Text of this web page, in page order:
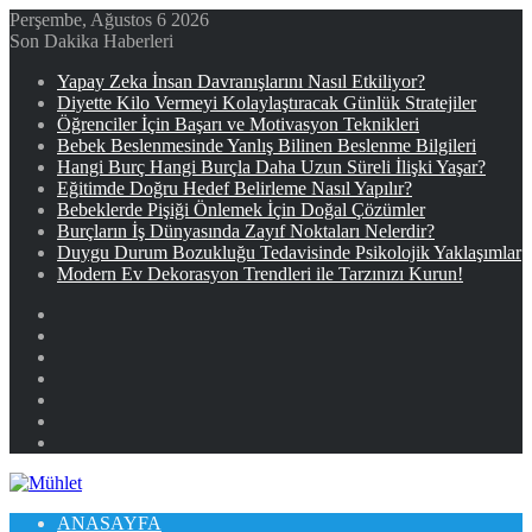
Perşembe, Ağustos 6 2026
Son Dakika Haberleri
Yapay Zeka İnsan Davranışlarını Nasıl Etkiliyor?
Diyette Kilo Vermeyi Kolaylaştıracak Günlük Stratejiler
Öğrenciler İçin Başarı ve Motivasyon Teknikleri
Bebek Beslenmesinde Yanlış Bilinen Beslenme Bilgileri
Hangi Burç Hangi Burçla Daha Uzun Süreli İlişki Yaşar?
Eğitimde Doğru Hedef Belirleme Nasıl Yapılır?
Bebeklerde Pişiği Önlemek İçin Doğal Çözümler
Burçların İş Dünyasında Zayıf Noktaları Nelerdir?
Duygu Durum Bozukluğu Tedavisinde Psikolojik Yaklaşımlar
Modern Ev Dekorasyon Trendleri ile Tarzınızı Kurun!
ANASAYFA